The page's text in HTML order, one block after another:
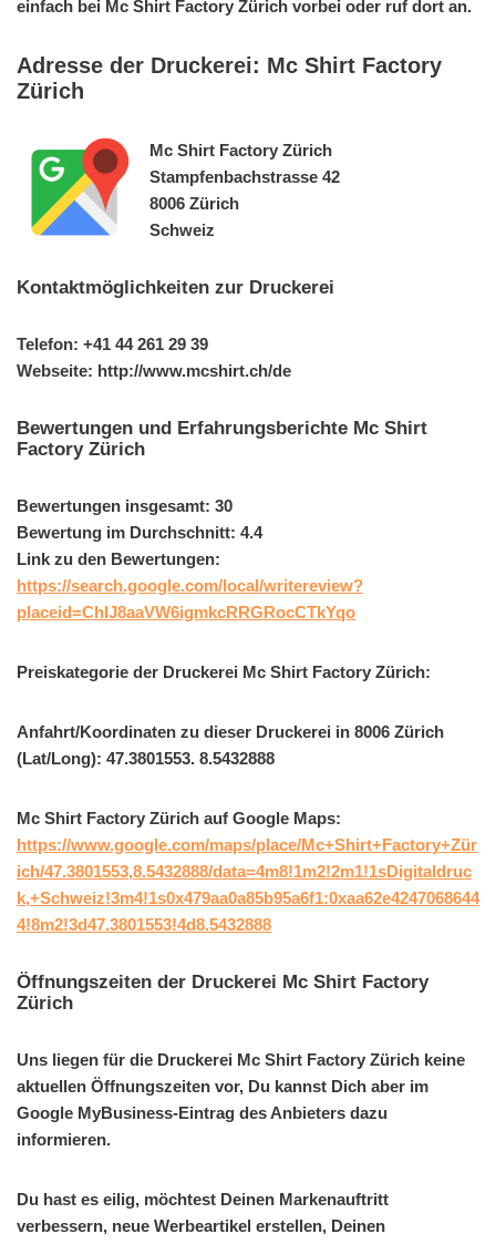
einfach bei Mc Shirt Factory Zürich vorbei oder ruf dort an.
Adresse der Druckerei: Mc Shirt Factory
Zürich
Mc Shirt Factory Zürich
Stampfenbachstrasse 42
8006 Zürich
Schweiz
Kontaktmöglichkeiten zur Druckerei
Telefon: +41 44 261 29 39
Webseite: http://www.mcshirt.ch/de
Bewertungen und Erfahrungsberichte Mc Shirt
Factory Zürich
Bewertungen insgesamt: 30
Bewertung im Durchschnitt: 4.4
Link zu den Bewertungen:
https://search.google.com/local/writereview?
placeid=ChIJ8aaVW6igmkcRRGRocCTkYqo
Preiskategorie der Druckerei Mc Shirt Factory Zürich:
Anfahrt/Koordinaten zu dieser Druckerei in 8006 Zürich
(Lat/Long): 47.3801553. 8.5432888
Mc Shirt Factory Zürich auf Google Maps:
https://www.google.com/maps/place/Mc+Shirt+Factory+Zür
ich/47.3801553,8.5432888/data=4m8!1m2!2m1!1sDigitaldruc
k,+Schweiz!3m4!1s0x479aa0a85b95a6f1:0xaa62e4247068644
4!8m2!3d47.3801553!4d8.5432888
Öffnungszeiten der Druckerei Mc Shirt Factory
Zürich
Uns liegen für die Druckerei Mc Shirt Factory Zürich keine
aktuellen Öffnungszeiten vor, Du kannst Dich aber im
Google MyBusiness-Eintrag des Anbieters dazu
informieren.
Du hast es eilig, möchtest Deinen Markenauftritt
verbessern, neue Werbeartikel erstellen, Deinen